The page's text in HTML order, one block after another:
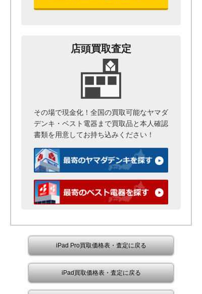
店頭買取査定
その場で現金化！全国の買取可能なヤマダ
デンキ・ベスト電器まで買取品と本人確認
書類を用意してお持ち込みください！
iPad Pro買取価格表・査定に戻る
iPad買取価格表・査定に戻る